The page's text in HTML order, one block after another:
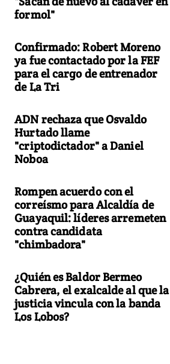
formol"
Confirmado: Robert Moreno
ya fue contactado por la FEF
para el cargo de entrenador
de La Tri
ADN rechaza que Osvaldo
Hurtado llame
"criptodictador" a Daniel
Noboa
Rompen acuerdo con el
correísmo para Alcaldía de
Guayaquil: líderes arremeten
contra candidata
"chimbadora"
¿Quién es Baldor Bermeo
Cabrera, el exalcalde al que la
justicia vincula con la banda
Los Lobos?